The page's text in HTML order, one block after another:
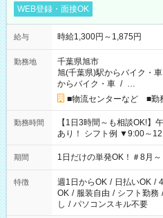
WEB登録・面接OK
給与 時給1,300円～1,875円
勤務地
千葉県旭市
旭(千葉県)駅からバイク・車
からバイク・車 / …
■物流センターなど ■勤
勤務時間
【1日3時間～も相談OK!】
あり！ シフト例 ▼9:00～
▼18:00～21:00
期間 1日だけの単発OK！＃8月
特徴 週1日からOK / 日払いOK /
OK / 服装自由 / シフト勤務 /
し / パソコンスキル不要